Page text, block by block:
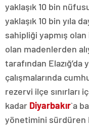
yaklaşık 10 bin
yaklaşık 10 bin yıla
sahipliği yapmış
olan madenlerden
tarafından
çalışmalarında
rezervi ilçe sınırları
kadar Diyarbakır`a
yönetimini sürdüren